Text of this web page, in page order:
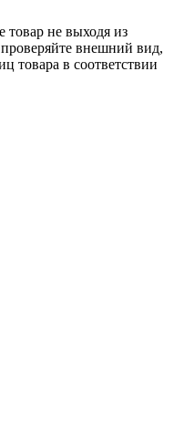
товар не выходя из
внешний вид,
товара в соответствии